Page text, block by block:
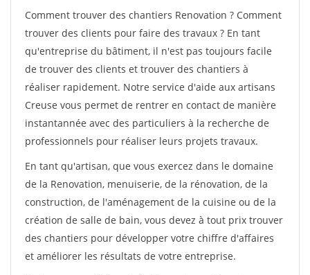
Comment trouver des chantiers Renovation ? Comment
trouver des clients pour faire des travaux ? En tant
qu'entreprise du bâtiment, il n'est pas toujours facile
de trouver des clients et trouver des chantiers à
réaliser rapidement. Notre service d'aide aux artisans
Creuse vous permet de rentrer en contact de manière
instantannée avec des particuliers à la recherche de
professionnels pour réaliser leurs projets travaux.
En tant qu'artisan, que vous exercez dans le domaine
de la Renovation, menuiserie, de la rénovation, de la
construction, de l'aménagement de la cuisine ou de la
création de salle de bain, vous devez à tout prix trouver
des chantiers pour développer votre chiffre d'affaires
et améliorer les résultats de votre entreprise.